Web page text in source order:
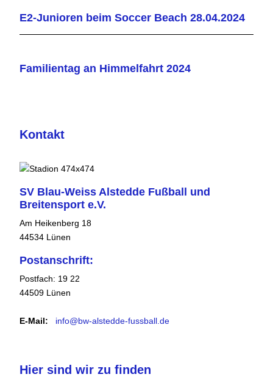
E2-Junioren beim Soccer Beach 28.04.2024
Familientag an Himmelfahrt 2024
Kontakt
SV Blau-Weiss Alstedde Fußball und
Breitensport e.V.
Am Heikenberg 18
44534 Lünen
Postanschrift:
Postfach: 19 22
44509 Lünen
E-Mail: info@bw-alstedde-fussball.de
Hier sind wir zu finden